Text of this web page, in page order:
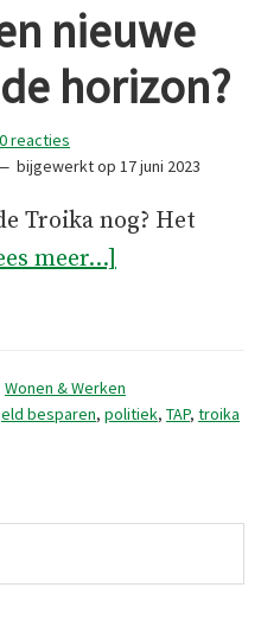
nieuwe
horizon?
reacties
bijgewerkt op 17 juni 2023
Troika nog? Het
meer...]
Troika
horizon?
Wonen & Werken
besparen, politiek, TAP, troika